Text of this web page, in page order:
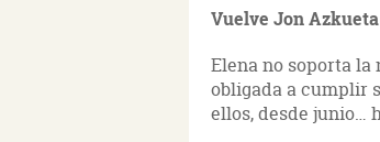
Vuelve Jon
Elena no soporta la
obligada a cumplir
ellos, desde junio…